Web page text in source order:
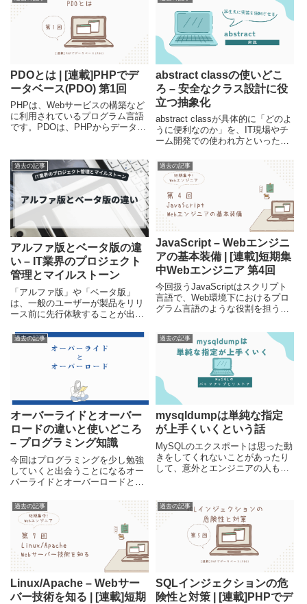
PDOとは | [連載]PHPでデ
ータベース(PDO) 第1回
PHPは、Webサービスの構築など
に利用されているプログラム言語
です。PDOは、PHPからデータベ
PDOがどういったもので、他には
どんな選択肢があるのかなどを紹
介しています。
abstract classの使いどこ
ろ – 安全なクラス設計に役
立つ抽象化
abstract classが具体的に「どのよ
うに便利なのか」を、IT現場やチ
ーム開発での使われ方といった観
全なクラスの設計を心がけるチー
ムの中心的なエンジニアには役立
つ概念なので、是非参考にしてみ
てください。
過去の記事
アルファ版とベータ版の違
い – IT業界のプロジェクト
管理とマイルストーン
「アルファ版」や「ベータ版」
は、一般のユーザーが製品をリリ
ース前に先行体験することが出来
トウェアの状態としては大きな違
いがあります。今回は、アルファ
版・ベータ版の違いと共に、その
他のバージョン(マイルストーン)
についても紹介します。
過去の記事
JavaScript – Webエンジニ
アの基本装備 | [連載]短期集
中Webエンジニア 第4回
今回扱うJavaScriptはスクリプト
言語で、Web環境下におけるプロ
グラム言語のような役割を担う技
技術のひとつです。JavaScriptの
力は非常に強力で、ただの静的な
文書データであるHTMLに動きを
付けることにより、ソフトウェア
やサービスを作ることができま
す。一方で、間違った使い方をす
るとWebサイトの品質を低下させ
る危険性も持っています。しっか
りと正しい使い方を覚えていきま
しょう。
過去の記事
オーバーライドとオーバー
ロードの違いと使いどころ
– プログラミング知識
今回はプログラミングを少し勉強
していくと出会うことになるオー
バーライドとオーバーロードとい
違いや使いどころについて解説し
ています。間違えやすいこの言葉
ですが、中身はまったく違ってい
るので、理解してしまえば意外と
混同しなくなります。機能として
も便利なので、是非この機会に覚
えてみてください。
過去の記事
mysqldumpは単純な指定
が上手くいくという話
MySQLのエクスポートは思った動
きをしてくれないことがあったり
して、意外とエンジニアの人もハ
ドではないので、忘れてしまって
いたりして、解決に時間がかかっ
てしまうということもあるでしょ
う。MySQLのエクスポートとイン
ポートに関しての奮闘記録と動作
するコマンドを、備忘録も兼ねて
過去の記事
Linux/Apache – Webサー
バー技術を知る | [連載]短期
過去の記事
SQLインジェクションの危
険性と対策 | [連載]PHPでデ